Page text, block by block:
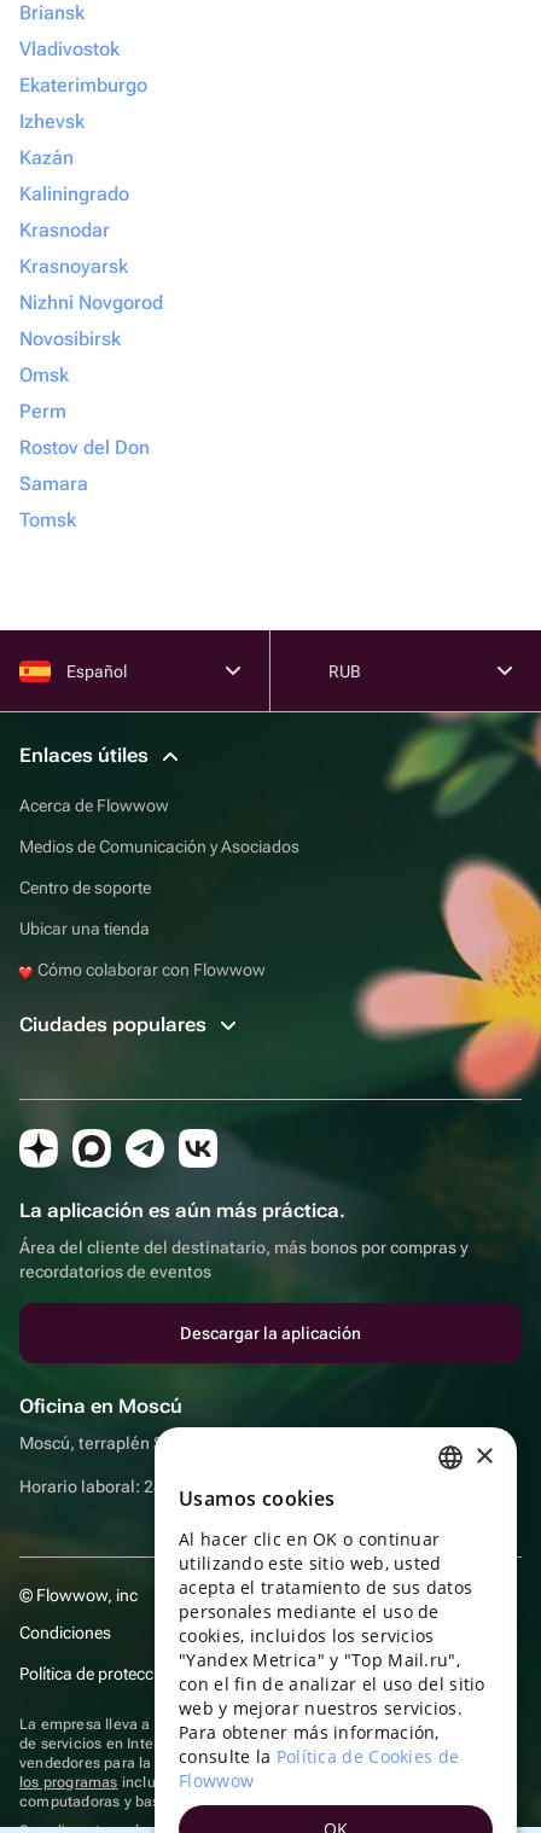
Briansk
Vladivostok
Ekaterimburgo
Izhevsk
Kazán
Kaliningrado
Krasnodar
Krasnoyarsk
Nizhni Novgorod
Novosibirsk
Omsk
Perm
Rostov del Don
Samara
Tomsk
Español RUB
Enlaces útiles
Acerca de Flowwow
Medios de Comunicación y Asociados
Centro de soporte
Ubicar una tienda
Cómo colaborar con Flowwow
Ciudades populares
La aplicación es aún más práctica.
Área del cliente del destinatario, más bonos por compras y
recordatorios de eventos
Descargar la aplicación
Oficina en Moscú
Moscú, terraplén Sadovnicheskaya, 9, sala 2/3
Horario laboral: 24 horas
© Flowwow, inc
Condiciones
Política de protección y privacidad de datos
La empresa lleva a cabo su actividad en el ámbito de las TI: prestación
de servicios en Internet para la publicación de ofertas (anuncios) de
vendedores para la venta de artículos. Acceder a lainformación sobre
los programas incluidos en el registro de programas rusos para
computadoras y bases de datos.
ENGLISH
UKRAINIAN
PORTUGUESE
SPANISH
HUNGARIAN
ITALIAN
×
Usamos cookies
Al hacer clic en OK o continuar
utilizando este sitio web, usted
acepta el tratamiento de sus datos
personales mediante el uso de
cookies, incluidos los servicios
"Yandex Metrica" y "Top Mail.ru",
con el fin de analizar el uso del sitio
web y mejorar nuestros servicios.
Para obtener más información,
consulte la Política de Cookies de
Flowwow